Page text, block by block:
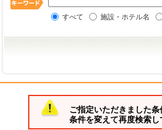
すべて 施設・ホテル名
ご指定いただきました
条件を変えて再度検索し